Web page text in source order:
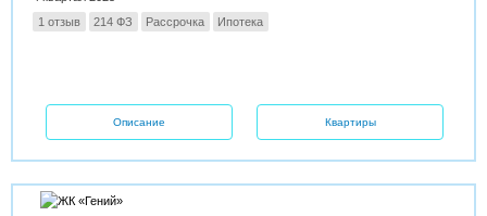
1 отзыв
214 ФЗ Рассрочка Ипотека
Описание Квартиры